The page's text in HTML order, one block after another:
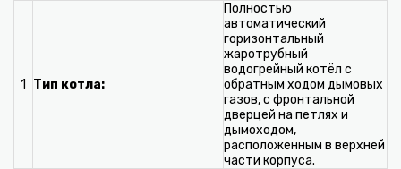
1 Тип котла:
Полностью
автоматический
горизонтальный
жаротрубный
водогрейный котёл с
обратным ходом дымовых
газов, с фронтальной
дверцей на петлях и
дымоходом,
расположенным в верхней
части корпуса.